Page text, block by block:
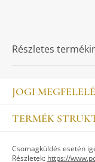
Részletes
JOGI
Impresszum
Kapcsolat
Jogi nyilatkozat
TERMÉK
ASZTALKULTÚRA
Csomagküldés esetén
Részletek: https://